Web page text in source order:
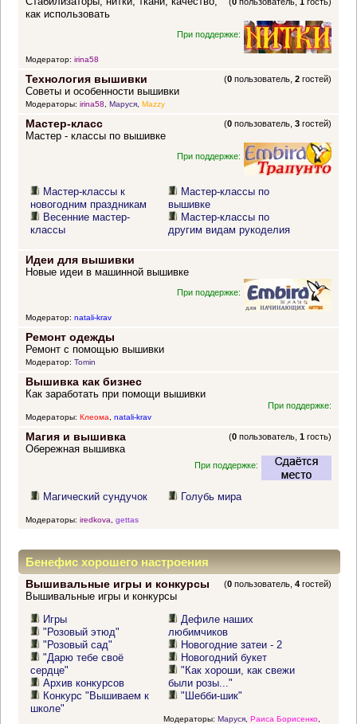
как использовать
При поддержке:
Модератор: irina58
Технология вышивки (0 пользователь,2 гостей)
Советы и особенности вышивки
Модераторы: irina58, Маруся, Mazzy
Мастер-класс (0 пользователь,3 гостей)
Мастер - классы по вышивке
При поддержке:
Мастер-классы к
новогодним праздникам
Весенние мастер-
классы
Мастер-классы по
вышивке
Мастер-классы по
другим видам рукоделия
Идеи для вышивки
Новые идеи в машинной вышивке
При поддержке:
Модератор: natali-krav
Ремонт одежды
Ремонт с помощью вышивки
Модератор: Tomin
Вышивка как бизнес
Как заработать при помощи вышивки
При поддержке:
Модераторы: Клеома, natali-krav
Магия и вышивка (0 пользователь,1 гость)
Обережная вышивка
При поддержке:
Магический сундучок Голубь мира
Модераторы: iredkova gettas
Бенефис хорошего настроения
Вышивальные игры и конкурсы (0 пользователь,4 гостей)
Вышивальные игры и конкурсы
Игры
"Розовый этюд"
"Розовый сад"
"Дарю тебе своё
сердце"
Архив конкурсов
Конкурс "Вышиваем к
школе"
Дефиле наших
любимчиков
Новогодние затеи - 2
Новогодний букет
"Как хороши, как свежи
были розы..."
"Шебби-шик"
Модераторы: Маруся, Раиса Борисенко,